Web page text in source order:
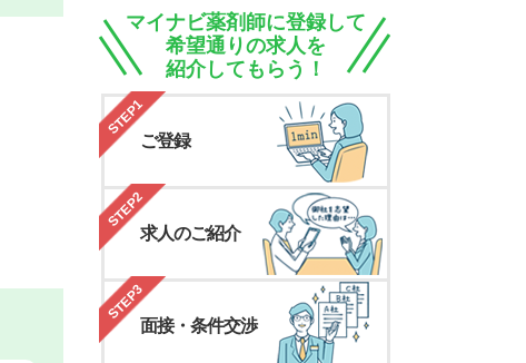
マイナビ薬剤師に登録して
希望通りの求人を
紹介してもらう！
STEP1
ご登録
STEP2
求人のご紹介
STEP3
面接・条件交渉